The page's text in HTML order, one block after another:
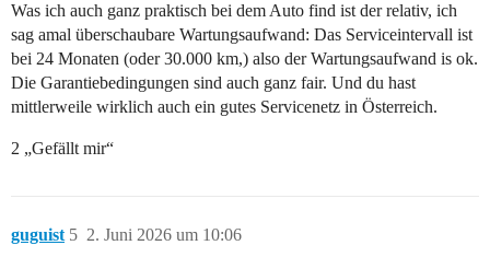
Was ich auch ganz praktisch bei dem Auto find ist der relativ, ich
sag amal überschaubare Wartungsaufwand: Das Serviceintervall ist
bei 24 Monaten (oder 30.000 km,) also der Wartungsaufwand is ok.
Die Garantiebedingungen sind auch ganz fair. Und du hast
mittlerweile wirklich auch ein gutes Servicenetz in Österreich.
2 „Gefällt mir“
guguist 2. Juni 2026 um 10:06
5